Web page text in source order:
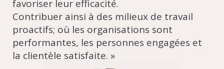
favoriser leur efficacité.
Contribuer ainsi à des milieux de travail
proactifs; où les organisations sont
performantes, les personnes engagées et
la clientèle satisfaite. »